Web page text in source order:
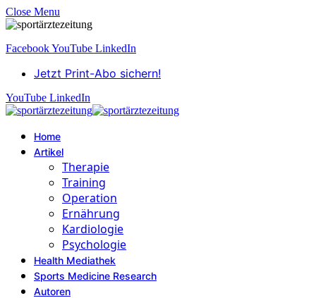
Close Menu
FacebookYouTube LinkedIn
Jetzt Print-Abo sichern!
YouTube LinkedIn
Home
Artikel
Therapie
Training
Operation
Ernährung
Kardiologie
Psychologie
Health Mediathek
Sports Medicine Research
Autoren